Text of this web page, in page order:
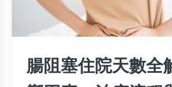
腸阻塞住院天數全